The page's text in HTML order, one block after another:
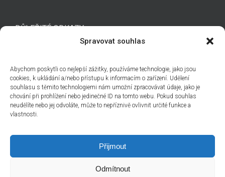
Spravovat souhlas
Abychom poskytli co nejlepší zážitky, používáme technologie, jako jsou
cookies, k ukládání a/nebo přístupu k informacím o zařízení. Udělení
souhlasu s těmito technologiemi nám umožní zpracovávat údaje, jako je
chování při prohlížení nebo jedinečné ID na tomto webu. Pokud souhlas
neudělíte nebo jej odvoláte, může to nepříznivě ovlivnit určité funkce a
vlastnosti.
Přijmout
Odmítnout
DŮLEŽITÉ ODKAZY
Technická podpora
Obchodní podmínky
Cenová nabídka